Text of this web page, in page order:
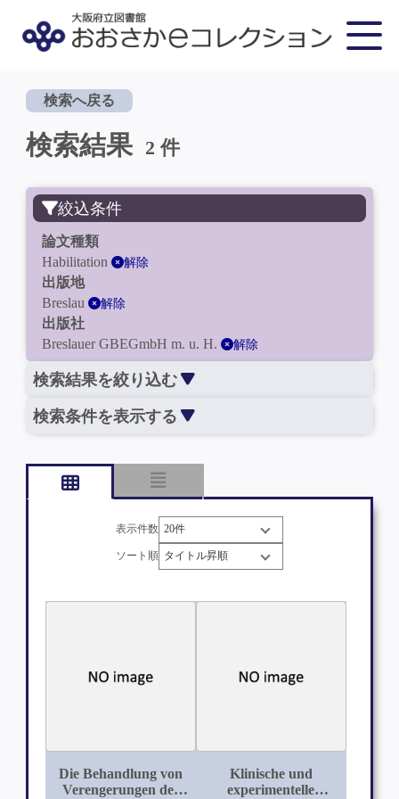
検索へ戻る
検索結果 2 件
絞込条件
論文種類
Habilitation
解除
出版地
Breslau
解除
出版社
Breslauer GBEGmbH m. u. H.
解除
検索結果を絞り込む
検索条件を表示する
表示件数
ソート順
Die Behandlung von
Verengerungen des
Klinische und
experimentelle